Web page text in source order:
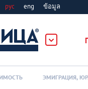
рус eng ข้อมูล
ЭМИГРАЦИЯ,